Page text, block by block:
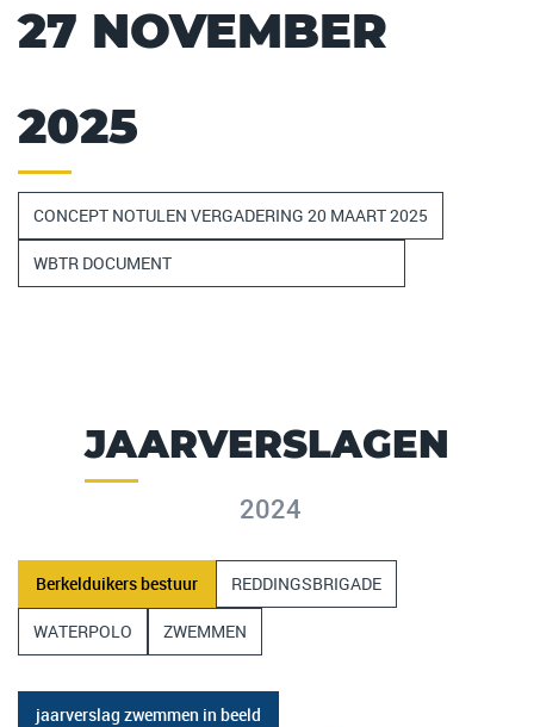
27 NOVEMBER
2025
CONCEPT NOTULEN VERGADERING 20 MAART 2025
WBTR DOCUMENT
JAARVERSLAGEN
2024
Berkelduikers bestuur REDDINGSBRIGADE
WATERPOLO ZWEMMEN
jaarverslag zwemmen in beeld